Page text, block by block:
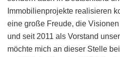
Immobilienprojekte realisieren
eine große Freude, die
und seit 2011 als Vorstand
möchte mich an dieser Stelle